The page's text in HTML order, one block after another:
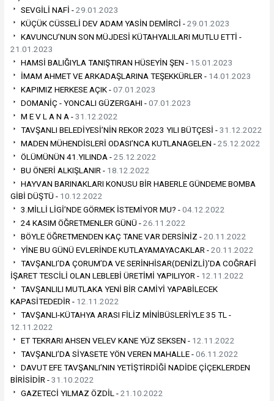
SEVGİLİ NAFİ -29.01.2023
KÜÇÜK CÜSSELİ DEV ADAM YASİN DEMİRCİ -29.01.2023
KAVUNCU’NUN SON MÜJDESİ KÜTAHYALILARI MUTLU ETTİ -
21.01.2023
HAMSİ BALIĞIYLA TANIŞTIRAN HÜSEYİN ŞEN - 15.01.2023
İMAM AHMET VE ARKADAŞLARINA TEŞEKKÜRLER - 14.01.2023
KAPIMIZ HERKESE AÇIK -07.01.2023
DOMANİÇ - YONCALI GÜZERGAHI -07.01.2023
M E V L A N A -31.12.2022
TAVŞANLI BELEDİYESİ’NİN REKOR 2023 YILI BÜTÇESİ -31.12.2022
MADEN MÜHENDİSLERİ ODASI’NCA KUTLANAGELEN -25.12.2022
ÖLÜMÜNÜN 41.YILINDA -25.12.2022
BU ÖNERİ ALKIŞLANIR - 18.12.2022
HAYVAN BARINAKLARI KONUSU BİR HABERLE GÜNDEME BOMBA
GİBİ DÜŞTÜ - 10.12.2022
3.MİLLİ LİGİ’NDE GÖRMEK İSTEMİYOR MU? -04.12.2022
24 KASIM ÖĞRETMENLER GÜNÜ -26.11.2022
BÖYLE ÖĞRETMENDEN KAÇ TANE VAR DERSİNİZ -20.11.2022
YİNE BU GÜNÜ EVLERİNDE KUTLAYAMAYACAKLAR -20.11.2022
TAVŞANLI’DA ÇORUM’DA VE SERİNHİSAR(DENİZLİ)’DA COĞRAFİ
İŞARET TESCİLİ OLAN LEBLEBİ ÜRETİMİ YAPILIYOR - 12.11.2022
TAVŞANLILI MUTLAKA YENİ BİR CAMİYİ YAPABİLECEK
KAPASİTEDEDİR - 12.11.2022
TAVŞANLI-KÜTAHYA ARASI FİLİZ MİNİBÜSLERİYLE 35 TL -
12.11.2022
ET TEKRARI AHSEN VELEV KANE YÜZ SEKSEN - 12.11.2022
TAVŞANLI’DA SİYASETE YÖN VEREN MAHALLE -06.11.2022
DAVUT EFE TAVŞANLI’NIN YETİŞTİRDİĞİ NADİDE ÇİÇEKLERDEN
BİRİSİDİR -31.10.2022
GAZETECİ YILMAZ ÖZDİL -21.10.2022